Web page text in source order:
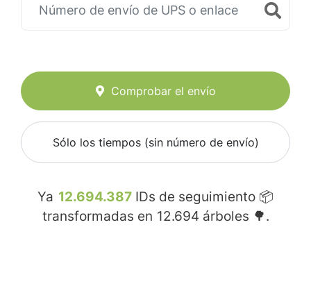
Comprobar el envío
Sólo los tiempos (sin número de envío)
Ya 12.694.387 IDs de seguimiento 📦
transformadas en 12.694 árboles 🌳.